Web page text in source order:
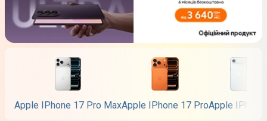
Apple IPhone 17 Pro MaxApple IPhone 17 ProApple IPhone